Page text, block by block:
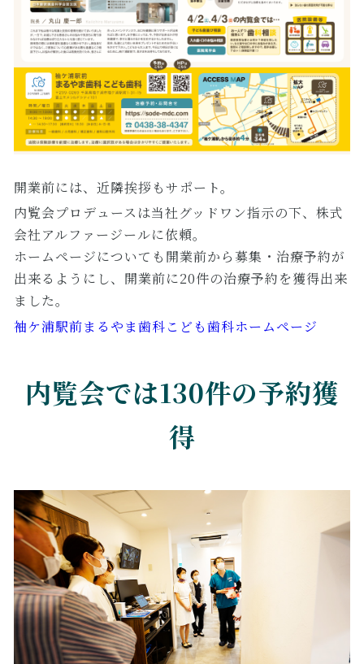
開業前には、近隣挨拶もサポート。
内覧会プロデュースは当社グッドワン指示の下、株式
会社アルファージールに依頼。
ホームページについても開業前から募集・治療予約が
出来るようにし、開業前に20件の治療予約を獲得出来
ました。
袖ケ浦駅前まるやま歯科こども歯科ホームページ
内覧会では130件の予約獲
得